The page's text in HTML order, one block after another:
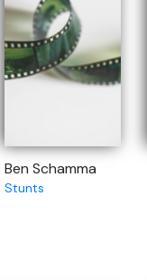
Ben Schamma
Stunts